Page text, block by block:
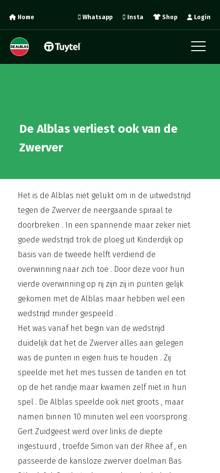
Home Login
Shop
Insta
Whatsapp
De Alblas verliest ook van de
Zwerver
Het is de Alblas niet gelukt om in de uitwedstrijd
tegen de Zwerver de neergaande spiraal te
doorbreken . In een spannende maar zeker niet
goede wedstrijd trok de ploeg uit Kinderdijk op
basis van de tweede helft verdiend de
overwinning naar zich toe . Door deze voor hun
vierde overwinning op rij zijn zij in punten gelijk
gekomen met de Alblas maar hebben wel een
wedstrijd minder gespeeld .
Het was vanaf het begin van de wedstrijd
duidelijk dat het de Zwerver alles aan gelegen
was de punten in eigen huis te houden . Zij
speelde met het mes tussen de tanden en tot
op de het randje maar kwamen zelf niet in hun
spel . De Alblas speelde ook niet groots , maar
namen binnen 10 minuten wel een voorsprong .
Gert Zuidgeest werd over links de diepte
ingestuurd , troefde Simon van der Rhee af , en
passeerde de kansloze zwerver doelman Bas